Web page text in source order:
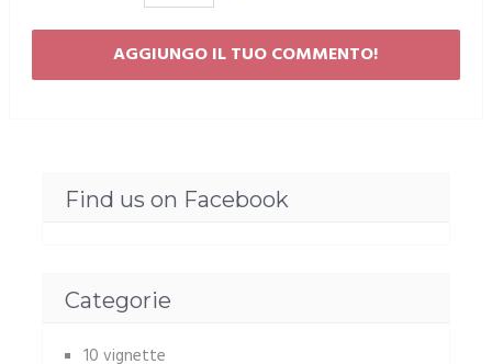
Find us on Facebook
Categorie
10 vignette